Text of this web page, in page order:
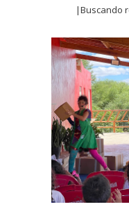
|Buscando